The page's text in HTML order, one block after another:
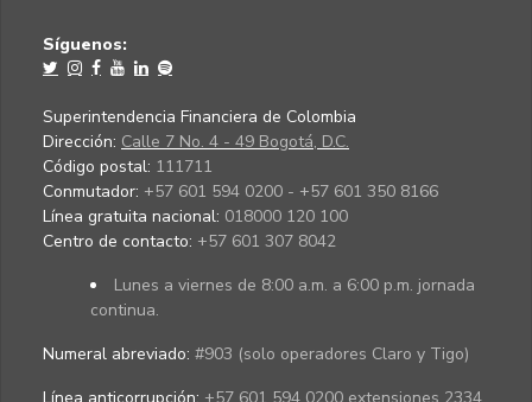
Síguenos:
Superintendencia Financiera de Colombia
Dirección: Calle 7 No. 4 - 49 Bogotá, D.C.
Código postal: 111711
Conmutador: +57 601 594 0200 - +57 601 350 8166
Línea gratuita nacional: 018000 120 100
Centro de contacto: +57 601 307 8042
Lunes a viernes de 8:00 a.m. a 6:00 p.m. jornada
continua.
Numeral abreviado: #903 (solo operadores Claro y Tigo)